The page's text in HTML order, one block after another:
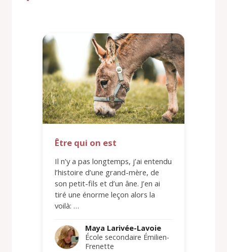
Être qui on est
Il n’y a pas longtemps, j’ai entendu
l’histoire d’une grand-mère, de
son petit-fils et d’un âne. J’en ai
tiré une énorme leçon alors la
voilà: …
Maya Larivée-Lavoie
École secondaire Émilien-
Frenette